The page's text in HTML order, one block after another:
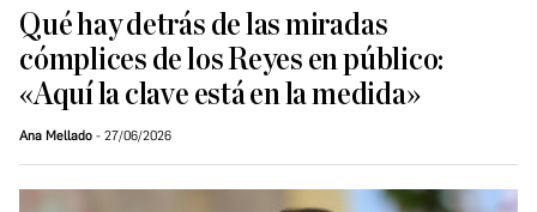
Qué hay detrás de las miradas
cómplices de los Reyes en público:
«Aquí la clave está en la medida»
Ana Mellado 27/06/2026